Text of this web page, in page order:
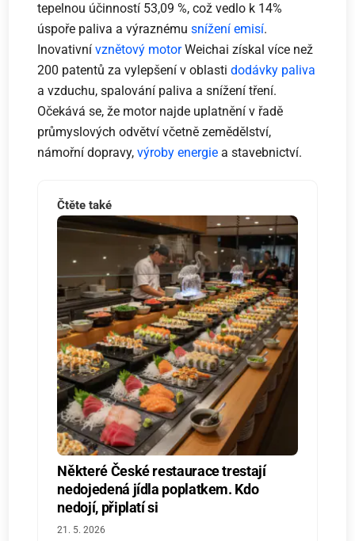
tepelnou účinností 53,09 %, což vedlo k 14%
úspoře paliva a výraznémusnížení emisí.
Inovativnívznětový motorWeichai získal více než
200 patentů za vylepšení v oblastidodávky paliva
a vzduchu, spalování paliva a snížení tření.
Očekává se, že motor najde uplatnění v řadě
průmyslových odvětví včetně zemědělství,
námořní dopravy,výroby energie a stavebnictví.
Čtěte také
Některé České restaurace trestají
nedojedená jídla poplatkem. Kdo
nedojí, připlatí si
21. 5. 2026